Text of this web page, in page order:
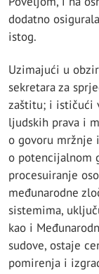
dodatno
istog.
Uzimajući u
sekretara za
zaštitu; i ističući
ljudskih prava i
o govoru mržnje
o potencijalnom
procesuiranje
međunarodne
sistemima,
kao i
sudove, ostaje
pomirenja i